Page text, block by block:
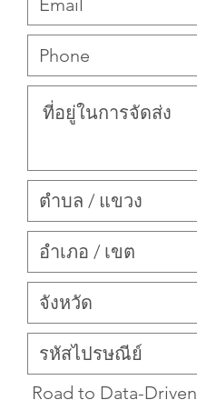
Road to Data-Driven